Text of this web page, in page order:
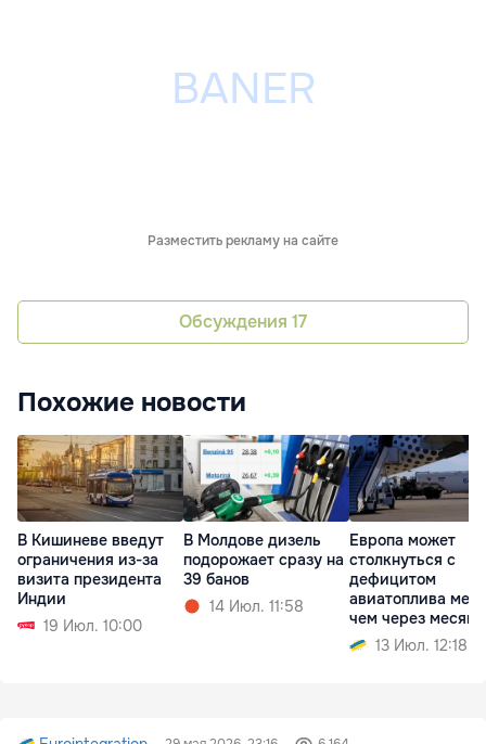
Разместить рекламу на сайте
Обсуждения 17
Похожие новости
В Кишиневе введут
ограничения из-за
визита президента
Индии
19 Июл. 10:00
В Молдове дизель
подорожает сразу на
39 банов
14 Июл. 11:58
Европа может
столкнуться с
дефицитом
авиатоплива
чем через месяц
13 Июл. 12:18